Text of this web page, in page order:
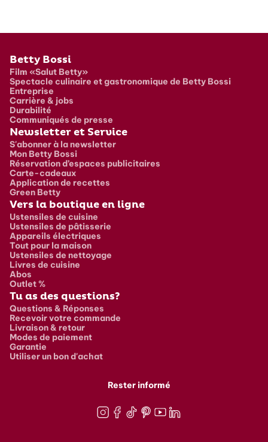
Pied de page
Betty Bossi
Film «Salut Betty»
Spectacle culinaire et gastronomique de Betty Bossi
Entreprise
Carrière & jobs
Durabilité
Communiqués de presse
Newsletter et Service
S'abonner à la newsletter
Mon Betty Bossi
Réservation d’espaces publicitaires
Carte-cadeaux
Application de recettes
Green Betty
Vers la boutique en ligne
Ustensiles de cuisine
Ustensiles de pâtisserie
Appareils électriques
Tout pour la maison
Ustensiles de nettoyage
Livres de cuisine
Abos
Outlet %
Tu as des questions?
Questions & Réponses
Recevoir votre commande
Livraison & retour
Modes de paiement
Garantie
Utiliser un bon d'achat
Rester informé